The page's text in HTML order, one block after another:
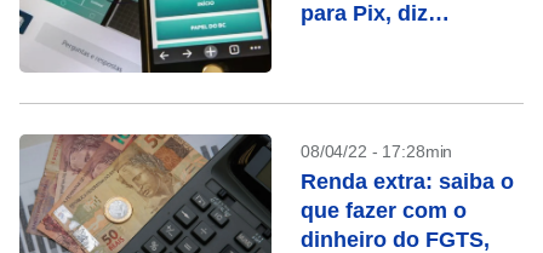
para Pix, diz
08/04/22 - 17:28min
Renda extra: saiba o
que fazer com o
dinheiro do FGTS,